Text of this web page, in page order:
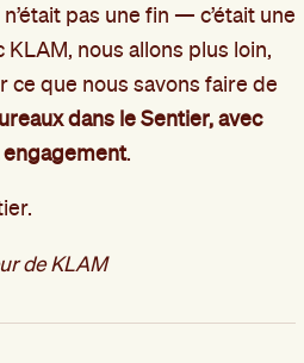
pas une fin — c’était une
KLAM, nous allons plus loin,
ce que nous savons faire de
dans le Sentier, avec
.
de KLAM